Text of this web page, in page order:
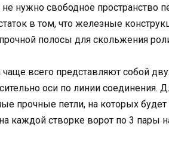
нужно свободное пространство
в том, что железные
полосы для скольжения
всего представляют собой
оси по линии соединения.
прочные петли, на которых
каждой створке ворот по 3 пары